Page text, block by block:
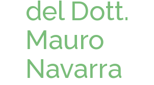
del Dott.
Mauro
Navarra